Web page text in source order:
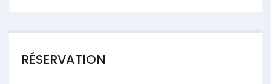
RÉSERVATION